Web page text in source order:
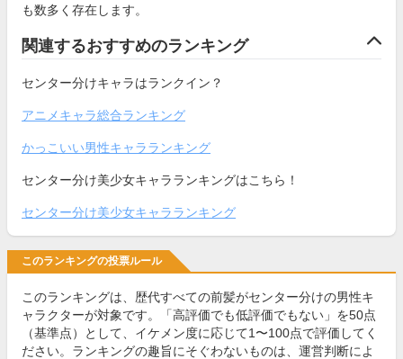
も数多く存在します。
関連するおすすめのランキング
センター分けキャラはランクイン？
アニメキャラ総合ランキング
かっこいい男性キャラランキング
センター分け美少女キャラランキングはこちら！
センター分け美少女キャラランキング
このランキングの投票ルール
このランキングは、歴代すべての前髪がセンター分けの男性キ
ャラクターが対象です。「高評価でも低評価でもない」を50点
（基準点）として、イケメン度に応じて1〜100点で評価してく
ださい。ランキングの趣旨にそぐわないものは、運営判断によ